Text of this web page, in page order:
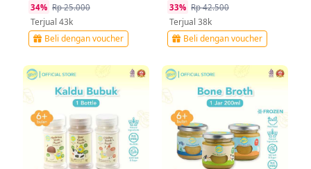
34% Rp 25.000
Terjual 43k
Beli dengan voucher
33% Rp 42.500
Terjual 38k
Beli dengan voucher